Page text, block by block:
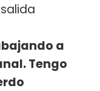
a
Tengo